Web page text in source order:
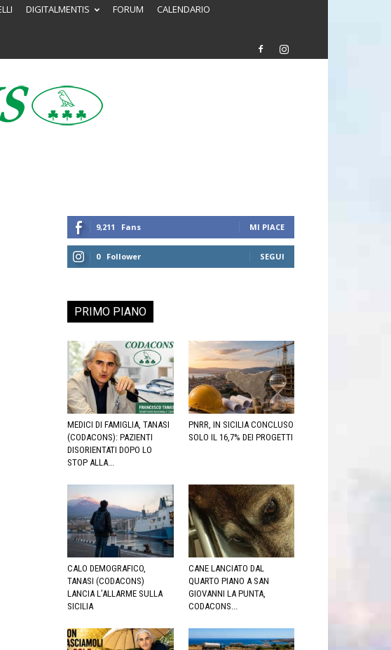
DIGITALMENTIS FORUM
CALENDARIO
9,211 Fans MI PIACE
0 Follower SEGUI
PRIMO PIANO
MEDICI DI FAMIGLIA, TANASI
(CODACONS): PAZIENTI
DISORIENTATI DOPO LO
STOP ALLA...
PNRR, IN SICILIA CONCLUSO
SOLO IL 16,7% DEI PROGETTI
CALO DEMOGRAFICO,
TANASI (CODACONS)
LANCIA L’ALLARME SULLA
SICILIA
CANE LANCIATO DAL
QUARTO PIANO A SAN
GIOVANNI LA PUNTA,
CODACONS...